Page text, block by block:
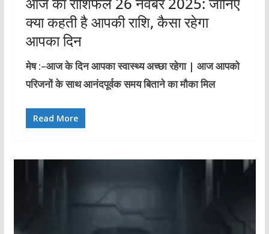
क्या कहती है आपकी राशि, कैसा रहेगा
आपका दिन
मेष :–आज के दिन आपका स्वास्थ्य अच्छा रहेगा | आज आपको
परिजनों के साथ आनंदपूर्वक समय बिताने का मौका मिल
Read More